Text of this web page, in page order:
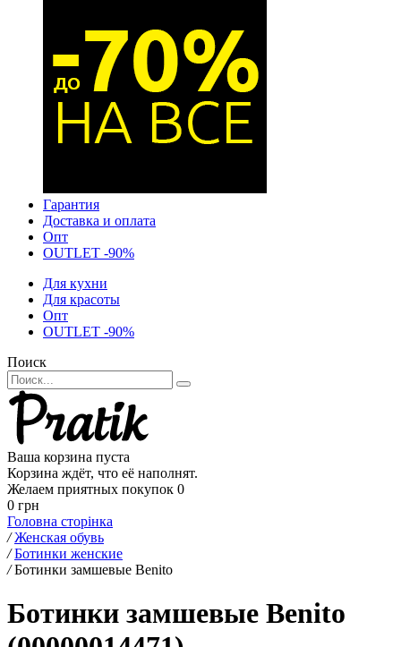
Гарантия
Доставка и оплата
Опт
OUTLET -90%
Для кухни
Для красоты
Опт
OUTLET -90%
Поиск
Ваша корзина пуста
Корзина ждёт, что её наполнят.
Желаем приятных покупок 0
0 грн
Головна сторінка
/ Женская обувь
/ Ботинки женские
/ Ботинки замшевые Benito
Ботинки замшевые Benito